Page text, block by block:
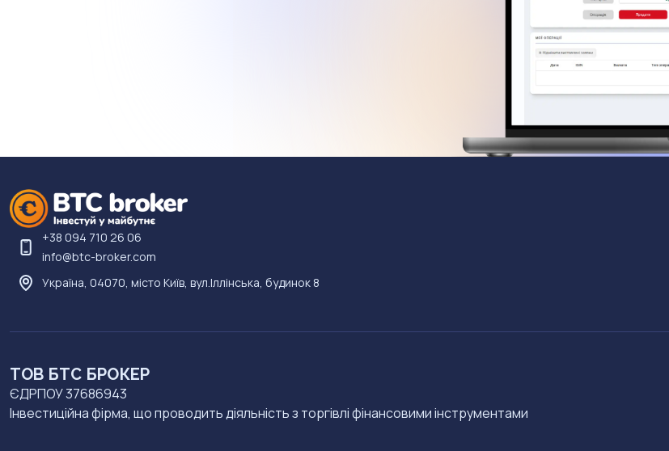
+38 094 710 26 06
info@btc-broker.com
Україна, 04070, місто Київ, вул.Іллінська, будинок 8
ТОВ БТС БРОКЕР
ЄДРПОУ 37686943
Інвестиційна фірма, що проводить діяльність з торгівлі фінансовими інструментами